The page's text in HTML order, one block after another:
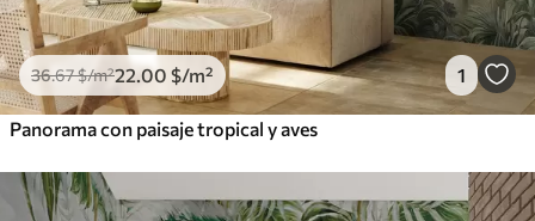
36.67$/m²22.00 $/m² 1
Panorama con paisaje tropical y aves